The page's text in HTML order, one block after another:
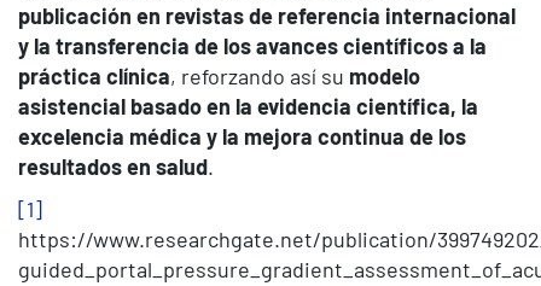
publicación en revistas de referencia internacional
y la transferencia de los avances científicos a la
práctica clínica, reforzando así su modelo
asistencial basado en la evidencia científica, la
excelencia médica y la mejora continua de los
resultados en salud.
[1]
https://www.researchgate.net/publication/